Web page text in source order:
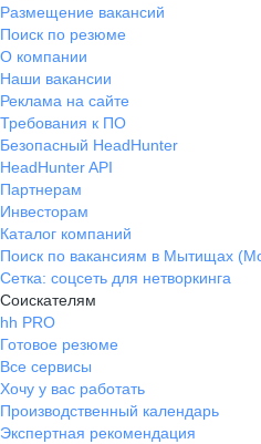
Размещение вакансий
Поиск по резюме
О компании
Наши вакансии
Реклама на сайте
Требования к ПО
Безопасный HeadHunter
HeadHunter API
Партнерам
Инвесторам
Каталог компаний
Поиск по вакансиям в Мытищах
Сетка: соцсеть для нетворкинга
Соискателям
hh PRO
Готовое резюме
Все сервисы
Хочу у вас работать
Производственный календарь
Экспертная рекомендация